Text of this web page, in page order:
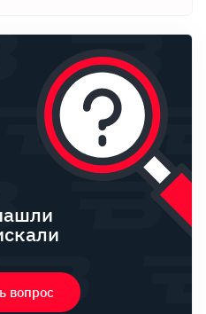
вопрос